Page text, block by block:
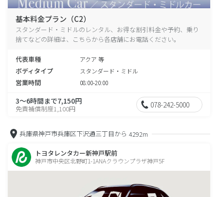
基本料金プラン（C2）
スタンダード・ミドルのレンタル、お得な割引料金や予約、乗り
捨てなどの詳細は、こちらから各店舗にお電話ください。
代表車種 アクア 等
ボディタイプ スタンダード・ミドル
営業時間 08:00-20:00
3～6時間まで7,150円
免責補償制度1,100円 078-242-5000
兵庫県神戸市兵庫区下沢通三丁目から 4292m
トヨタレンタカー新神戸駅前
神戸市中央区北野町1-1ANAクラウンプラザ神戸5F